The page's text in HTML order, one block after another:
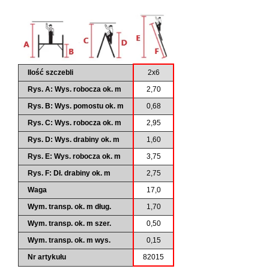
Ilość szczebli
2x6
Rys. A: Wys. robocza ok. m
2,70
Rys. B: Wys. pomostu ok. m
0,68
Rys. C: Wys. robocza ok. m
2,95
Rys. D: Wys. drabiny ok. m
1,60
Rys. E: Wys. robocza ok. m
3,75
Rys. F: Dł. drabiny ok. m
2,75
Waga
17,0
Wym. transp. ok. m dług.
1,70
Wym. transp. ok. m szer.
0,50
Wym. transp. ok. m wys.
0,15
Nr artykułu
82015